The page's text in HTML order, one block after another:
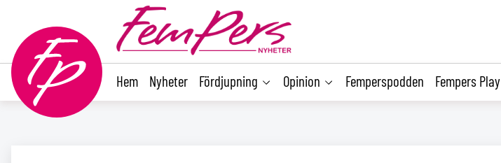
Hem Nyheter Fördjupning Opinion Femperspodden Fempers Play